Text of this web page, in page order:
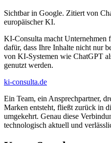
Sichtbar in Google. Zitiert von
europäischer KI.
KI-Consulta macht
dafür, dass Ihre Inhalte nicht nur
von KI-Systemen wie ChatGPT
genutzt werden.
ki-consulta.de
Ein Team, ein Ansprechpartner,
Marken entsteht, fließt zurück in
umgekehrt. Genau diese
technologisch aktuell und